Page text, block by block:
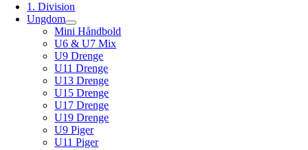
1. Division
Ungdom
Mini Håndbold
U6 & U7 Mix
U9 Drenge
U11 Drenge
U13 Drenge
U15 Drenge
U17 Drenge
U19 Drenge
U9 Piger
U11 Piger